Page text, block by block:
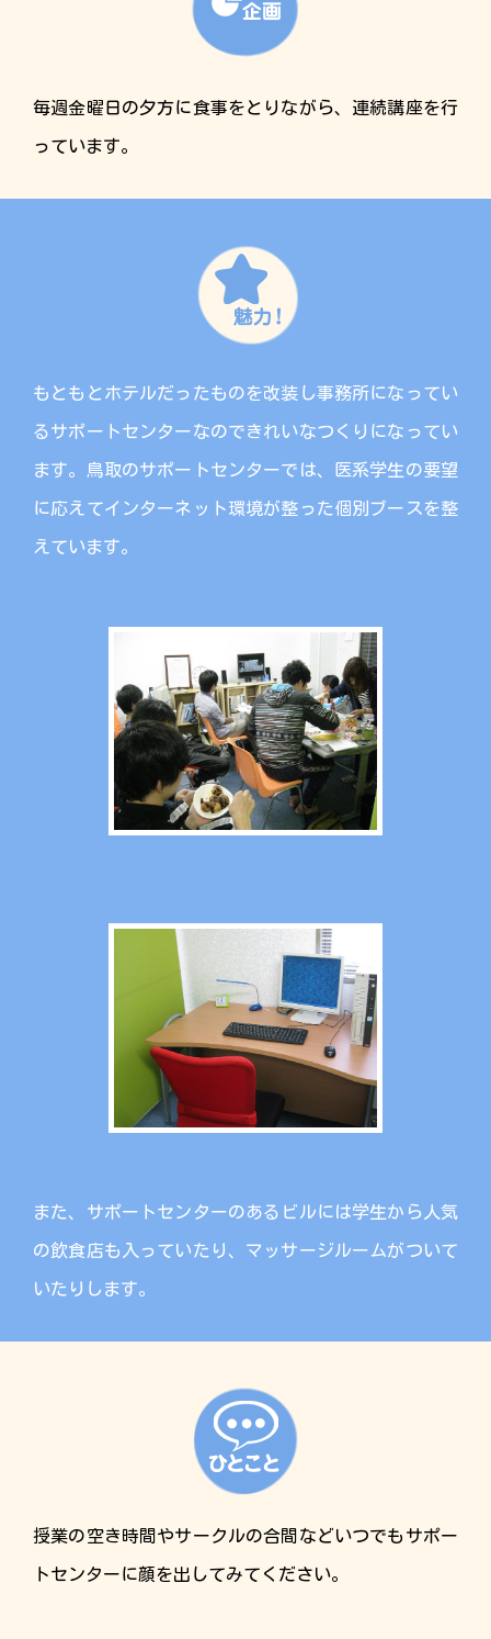
毎週金曜日の夕方に食事をとりながら、連続講座を行
っています。
もともとホテルだったものを改装し事務所になってい
るサポートセンターなのできれいなつくりになってい
ます。鳥取のサポートセンターでは、医系学生の要望
に応えてインターネット環境が整った個別ブースを整
えています。
また、サポートセンターのあるビルには学生から人気
の飲食店も入っていたり、マッサージルームがついて
いたりします。
授業の空き時間やサークルの合間などいつでもサポー
トセンターに顔を出してみてください。